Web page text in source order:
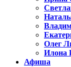
Олег
Илона
Афиша